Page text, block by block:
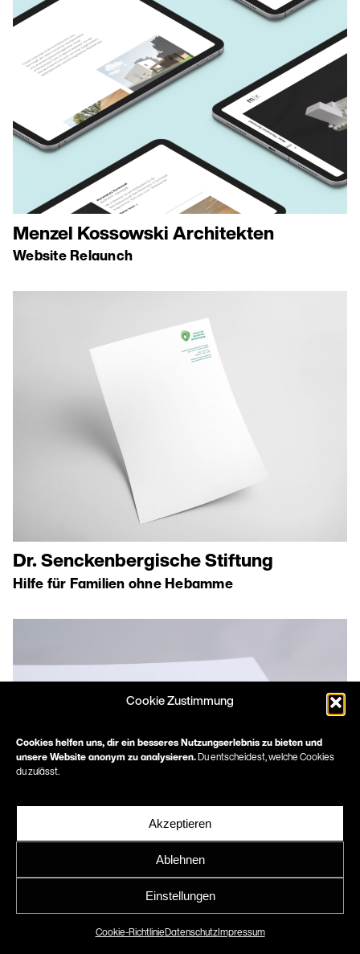
Cookie Zustimmung
Cookies helfen uns, dir ein besseres Nutzungserlebnis zu bieten und
unsere Website anonym zu analysieren. Du entscheidest, welche Cookies
du zulässt.
Akzeptieren
Ablehnen
Einstellungen
Cookie-RichtlinieDatenschutzImpressum
Menzel Kossowski Architekten
Website Relaunch
Dr. Senckenbergische Stiftung
Hilfe für Familien ohne Hebamme
HKK Landschaftsarchitekten